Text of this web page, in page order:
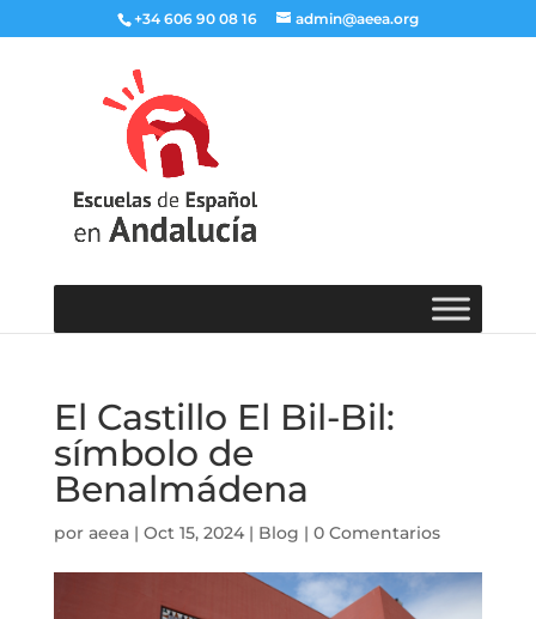
+34 606 90 08 16 admin@aeea.org
El Castillo El Bil-Bil:
símbolo de
Benalmádena
por aeea| Oct 15, 2024| Blog | 0 Comentarios